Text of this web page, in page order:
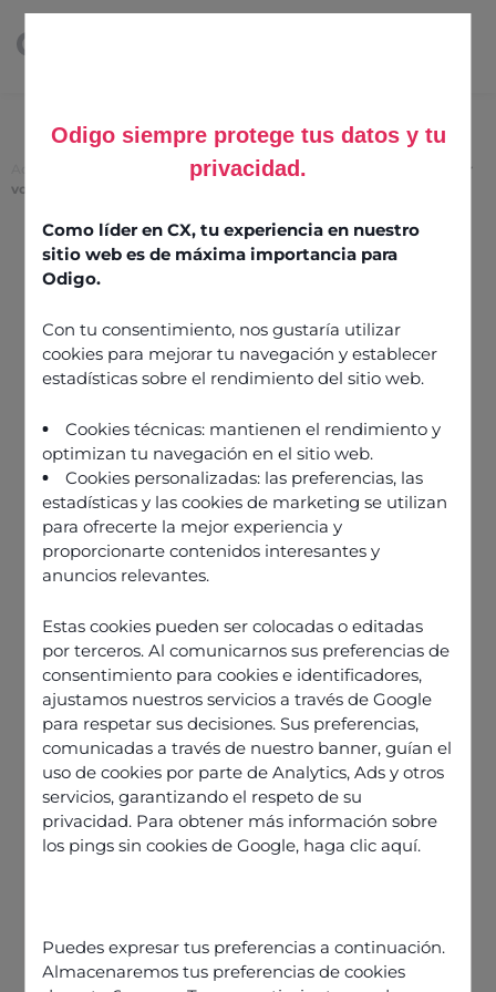
Odigo siempre protege tus datos y tu
privacidad.
Como líder en CX, tu experiencia en nuestro
sitio web es de máxima importancia para
Odigo.
Con tu consentimiento, nos gustaría utilizar
cookies para mejorar tu navegación y establecer
estadísticas sobre el rendimiento del sitio web.
Cookies técnicas: mantienen el rendimiento y
optimizan tu navegación en el sitio web.
Cookies personalizadas: las preferencias, las
estadísticas y las cookies de marketing se utilizan
para ofrecerte la mejor experiencia y
proporcionarte contenidos interesantes y
anuncios relevantes.
Estas cookies pueden ser colocadas o editadas
por terceros. Al comunicarnos sus preferencias de
consentimiento para cookies e identificadores,
ajustamos nuestros servicios a través de Google
para respetar sus decisiones. Sus preferencias,
comunicadas a través de nuestro banner, guían el
uso de cookies por parte de Analytics, Ads y otros
servicios, garantizando el respeto de su
privacidad. Para obtener más información sobre
los pings sin cookies de Google, haga clic aquí.
Puedes expresar tus preferencias a continuación.
Almacenaremos tus preferencias de cookies
Les Rich Communication Services : le prochain canal pour
votre centre de contacts ?
Les Rich Communication
Services : le prochain
canal pour votre centre
de contacts ?
25 mai 2022